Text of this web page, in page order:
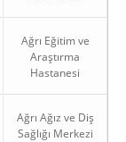
Ağrı Eğitim ve
Araştırma
Hastanesi
Ağrı Ağız ve Diş
Sağlığı Merkezi